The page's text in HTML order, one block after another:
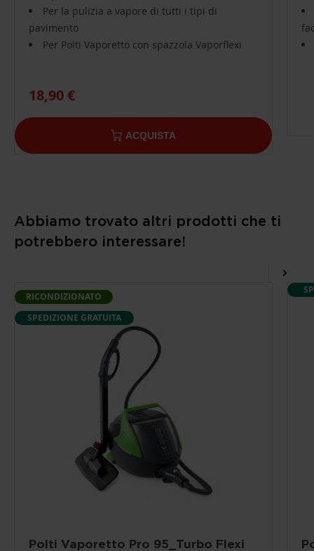
Per la pulizia a vapore di tutti i tipi di
pavimento
Per Polti Vaporetto con spazzola Vaporflexi
18,90 €
ACQUISTA
Abbiamo trovato altri prodotti che ti
potrebbero interessare!
RICONDIZIONATO
SPEDIZIONE GRATUITA
Polti Vaporetto Pro 95_Turbo Flexi